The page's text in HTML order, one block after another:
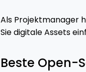
Als Projektmanager
Sie digitale Assets
Beste Open-